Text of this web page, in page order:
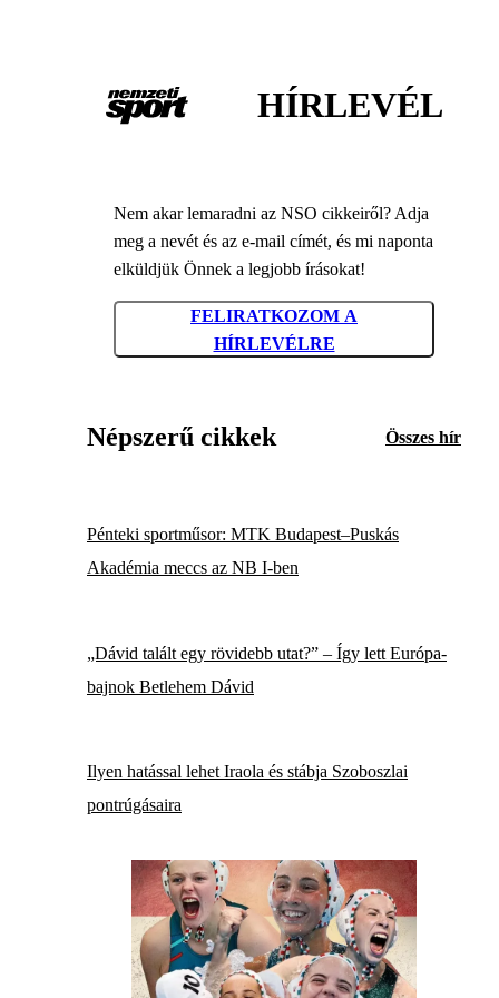
HÍRLEVÉL
Nem akar lemaradni az NSO cikkeiről? Adja
meg a nevét és az e-mail címét, és mi naponta
elküldjük Önnek a legjobb írásokat!
FELIRATKOZOM A
HÍRLEVÉLRE
Népszerű cikkek Összes hír
Pénteki sportműsor: MTK Budapest–Puskás
Akadémia meccs az NB I-ben
„Dávid talált egy rövidebb utat?” – Így lett Európa-
bajnok Betlehem Dávid
Ilyen hatással lehet Iraola és stábja Szoboszlai
pontrúgásaira